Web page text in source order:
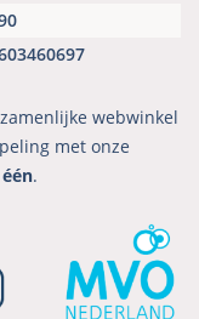
webwinkel
met onze
.